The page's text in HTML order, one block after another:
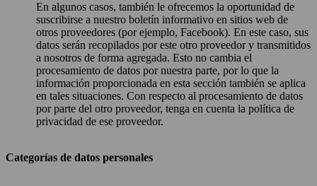
En algunos casos, también le ofrecemos la oportunidad de
suscribirse a nuestro boletín informativo en sitios web de
otros proveedores (por ejemplo, Facebook). En este caso, sus
datos serán recopilados por este otro proveedor y transmitidos
a nosotros de forma agregada. Esto no cambia el
procesamiento de datos por nuestra parte, por lo que la
información proporcionada en esta sección también se aplica
en tales situaciones. Con respecto al procesamiento de datos
por parte del otro proveedor, tenga en cuenta la política de
privacidad de ese proveedor.
Categorías de datos personales